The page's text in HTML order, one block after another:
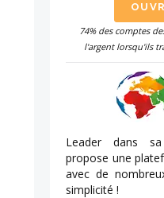
74% des comptes
l'argent lorsqu'ils
Leader dans
propose une
avec de
simplicité !